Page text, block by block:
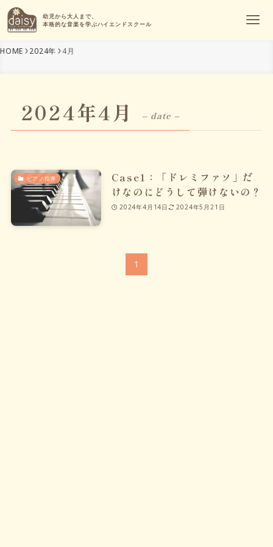
幼児から大人まで、
本格的な音楽を学ぶハイエンドスクール
HOME 2024年 4月
2024年4月 – date –
ピアノ指導
Case1：「ドレミファソ」だ
けなのにどうして弾けないの？
2024年4月14日 2024年5月21日
1